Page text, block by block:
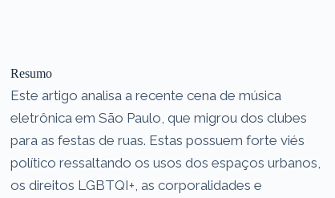
Resumo
Este artigo analisa a recente cena de música
eletrônica em São Paulo, que migrou dos clubes
para as festas de ruas. Estas possuem forte viés
político ressaltando os usos dos espaços urbanos,
os direitos LGBTQI+, as corporalidades e